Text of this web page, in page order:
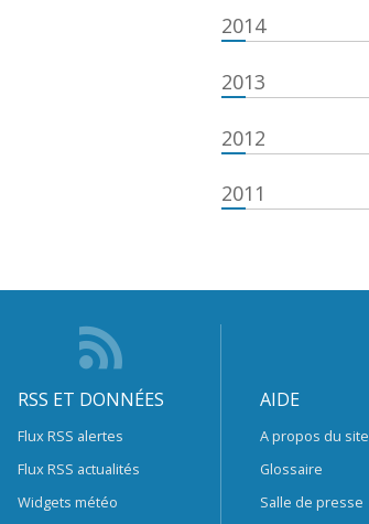
2014
2013
2012
2011
RSS ET DONNÉES
Flux RSS alertes
Flux RSS actualités
Widgets météo
AIDE
A propos du site
Glossaire
Salle de presse